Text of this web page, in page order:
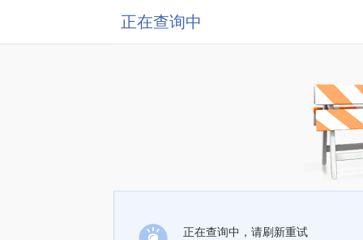
正在查询中
正在查询中，请刷新重试